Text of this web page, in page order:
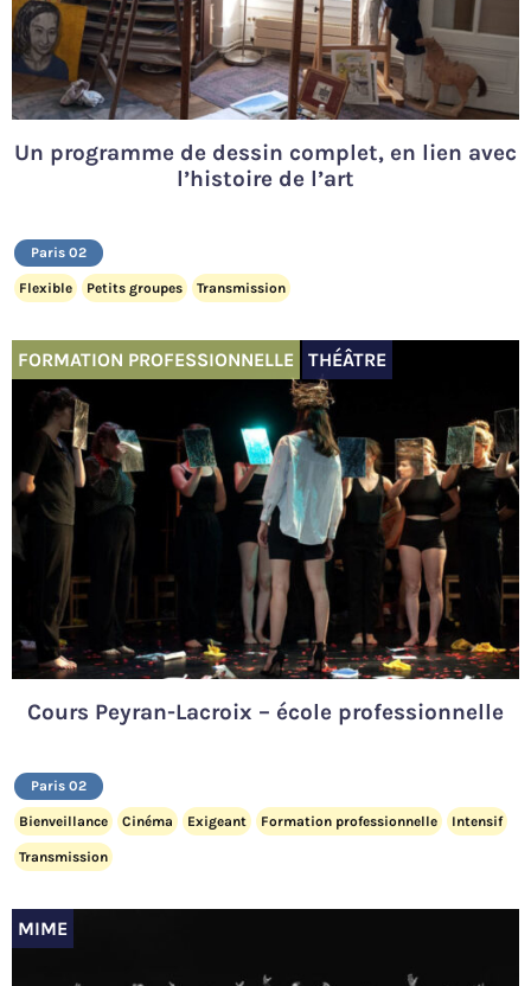
Un programme de dessin complet, en lien avec
l’histoire de l’art
Paris 02
Flexible Petits groupes Transmission
FORMATION PROFESSIONNELLE THÉÂTRE
Cours Peyran-Lacroix – école professionnelle
Paris 02
Bienveillance Cinéma Exigeant Formation professionnelle Intensif
Transmission
MIME